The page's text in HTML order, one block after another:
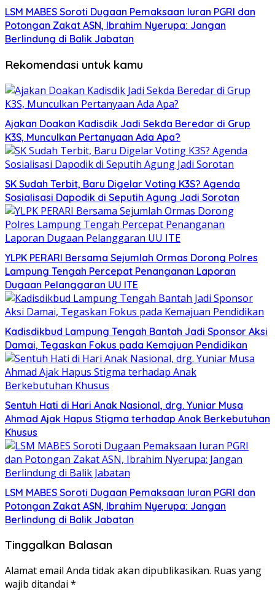
LSM MABES Soroti Dugaan Pemaksaan Iuran PGRI dan
Potongan Zakat ASN, Ibrahim Nyerupa: Jangan
Berlindung di Balik Jabatan
Rekomendasi untuk kamu
Ajakan Doakan Kadisdik Jadi Sekda Beredar di Grup
K3S, Munculkan Pertanyaan Ada Apa?
SK Sudah Terbit, Baru Digelar Voting K3S? Agenda
Sosialisasi Dapodik di Seputih Agung Jadi Sorotan
YLPK PERARI Bersama Sejumlah Ormas Dorong Polres
Lampung Tengah Percepat Penanganan Laporan
Dugaan Pelanggaran UU ITE
Kadisdikbud Lampung Tengah Bantah Jadi Sponsor Aksi
Damai, Tegaskan Fokus pada Kemajuan Pendidikan
Sentuh Hati di Hari Anak Nasional, drg. Yuniar Musa
Ahmad Ajak Hapus Stigma terhadap Anak Berkebutuhan
Khusus
LSM MABES Soroti Dugaan Pemaksaan Iuran PGRI dan
Potongan Zakat ASN, Ibrahim Nyerupa: Jangan
Berlindung di Balik Jabatan
Tinggalkan Balasan
Alamat email Anda tidak akan dipublikasikan. Ruas yang
wajib ditandai *